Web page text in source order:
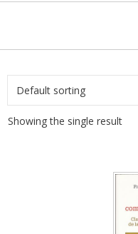
Showing the single result